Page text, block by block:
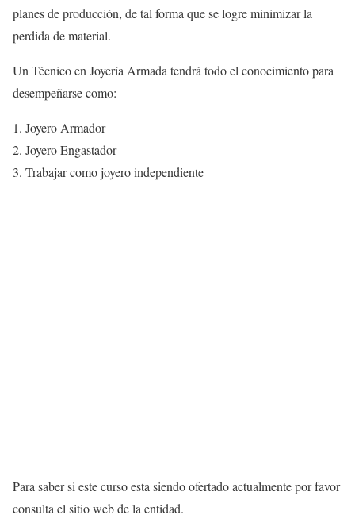
planes de producción, de tal forma que se logre minimizar la
perdida de material.
Un Técnico en Joyería Armada tendrá todo el conocimiento para
desempeñarse como:
Joyero Armador
Joyero Engastador
Trabajar como joyero independiente
Para saber si este curso esta siendo ofertado actualmente por favor
consulta el sitio web de la entidad.